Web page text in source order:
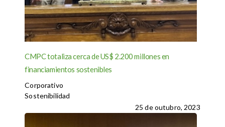
CMPC totaliza cerca de US$ 2.200 millones en
financiamientos sostenibles
Corporativo
Sostenibilidad
25 de outubro, 2023